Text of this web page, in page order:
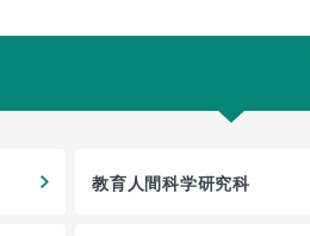
教育人間科学研究科